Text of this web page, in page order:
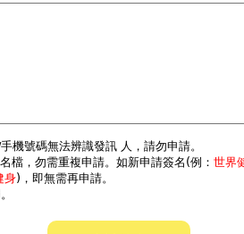
機號碼無法辨識發訊 人，請勿申請。
檔，勿需重複申請。如新申請簽名(例： 世界
身)，即無需再申請。